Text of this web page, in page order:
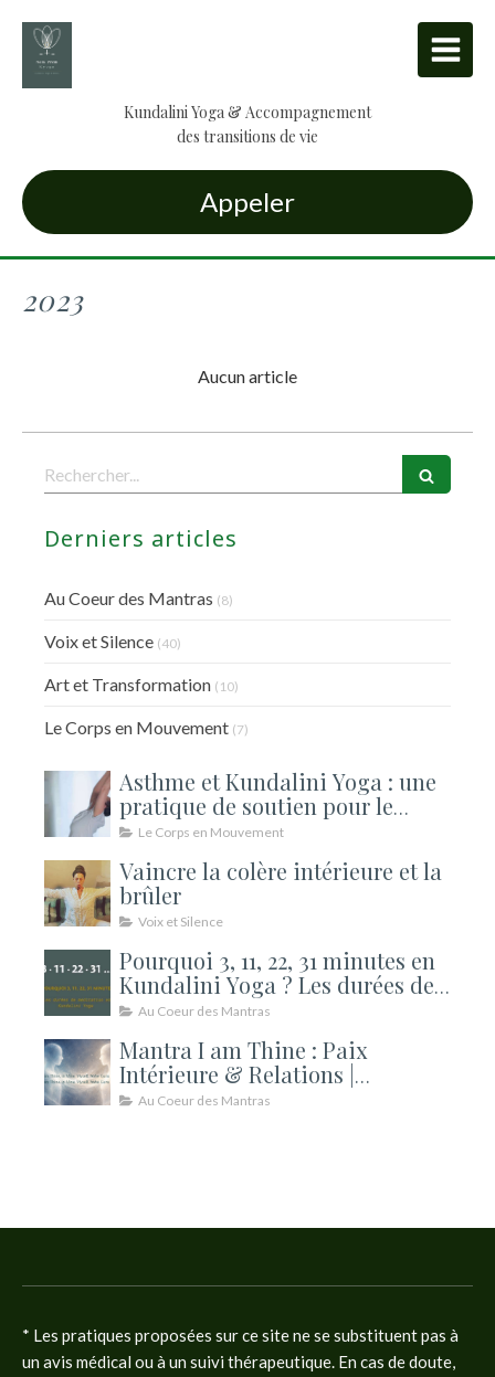
Kundalini Yoga & Accompagnement
des transitions de vie
Appeler
2023
Aucun article
Rechercher
Derniers articles
Au Coeur des Mantras (8)
Voix et Silence (40)
Art et Transformation (10)
Le Corps en Mouvement (7)
Asthme et Kundalini Yoga : une
pratique de soutien pour le
souffle
Le Corps en Mouvement
Vaincre la colère intérieure et la
brûler
Voix et Silence
Pourquoi 3, 11, 22, 31 minutes en
Kundalini Yoga ? Les durées de
méditation expliquées
Au Coeur des Mantras
Mantra I am Thine : Paix
Intérieure & Relations |
Kundalini
Au Coeur des Mantras
* Les pratiques proposées sur ce site ne se substituent pas à
un avis médical ou à un suivi thérapeutique. En cas de doute,